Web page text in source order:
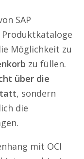
SAP
Möglichkeit zu
zu füllen.
über die
, sondern
die
mit OCI